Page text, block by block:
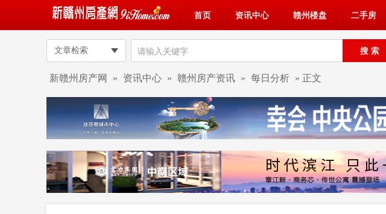
首页 资讯中心 赣州楼盘 二手房
文章检索
新赣州房产网 » 资讯中心 » 赣州房产资讯 » 每日分析 » 正文